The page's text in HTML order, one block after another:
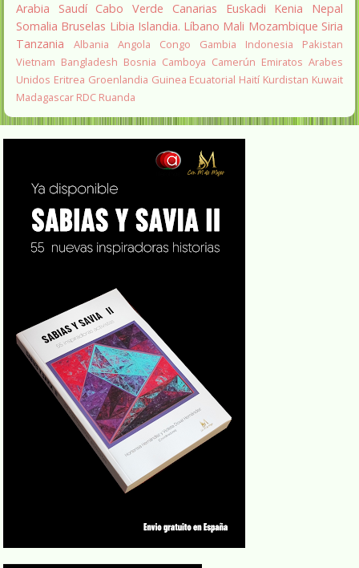
Arabia Saudí Cabo Verde Canarias Euskadi Kenia
Nepal
Somalia Bruselas Libia Islandia. Líbano Mali Mozambique Siria
Tanzania
Albania Angola Congo Gambia Indonesia
Pakistan
Vietnam Bangladesh Bosnia Camboya Camerún Emiratos Arabes
Unidos Eritrea Groenlandia Guinea Ecuatorial Haití Kurdistan Kuwait
Madagascar RDC Ruanda